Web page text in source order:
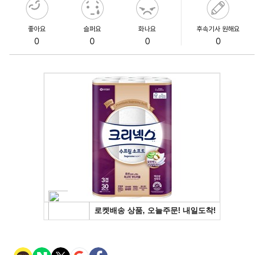
좋아요
0
슬퍼요
0
화나요
0
후속기사 원해요
0